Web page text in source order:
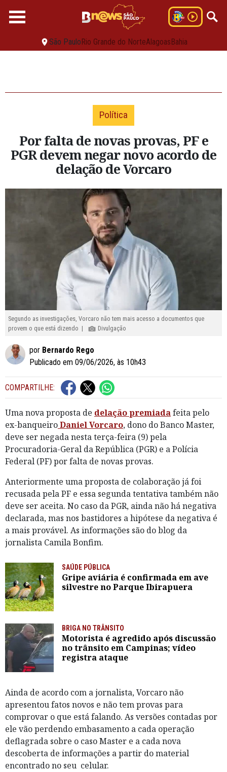
São PauloRio Grande do NorteAlagoasBahia
Política
Por falta de novas provas, PF e
PGR devem negar novo acordo de
delação de Vorcaro
Segundo as investigações, Vorcaro não tem mais acesso a documentos que
provem o que está dizendo |
Divulgação
por Bernardo Rego
Publicado em 09/06/2026, às 10h43
COMPARTILHE:
Uma nova proposta de delação premiadafeita pelo
ex-banqueiroDaniel Vorcaro, dono do Banco Master,
deve ser negada nesta terça-feira (9) pela
Procuradoria-Geral da República (PGR) e a Polícia
Federal (PF) por falta de novas provas.
Anteriormente uma proposta de colaboração já foi
recusada pela PF e essa segunda tentativa também não
deve ser aceita. No caso da PGR, ainda não há negativa
declarada, mas nos bastidores a hipótese da negativa é
a mais provável. As informações são do blog da
jornalista Camila Bonfim.
SAÚDE PÚBLICA
Gripe aviária é confirmada em ave
silvestre no Parque Ibirapuera
BRIGA NO TRÂNSITO
Motorista é agredido após discussão
no trânsito em Campinas; vídeo
registra ataque
Ainda de acordo com a jornalista, Vorcaro não
apresentou fatos novos e não tem provas para
comprovar o que está falando. As versões contadas por
ele vão perdendo embasamento a cada operação
deflagrada sobre o caso Master e a cada nova
descoberta de informações a partir do material
encontrado no seu celular.